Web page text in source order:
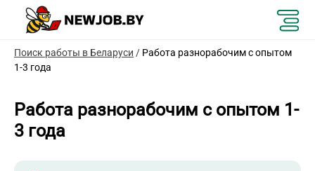
Поиск работы в Беларуси / Работа разнорабочим с опытом
1-3 года
Работа разнорабочим с опытом 1-
3 года